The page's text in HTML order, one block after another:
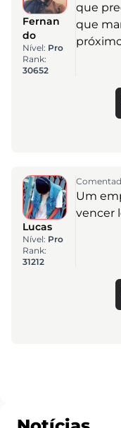
Fernan
do
Nível: Pro
Rank:
30652
que
que
Lucas
Nível: Pro
Rank:
31212
Um
vencer